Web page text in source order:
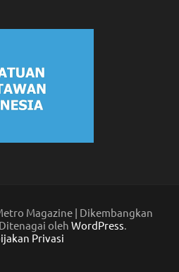
Magazine | Dikembangkan
oleh WordPress
Privasi